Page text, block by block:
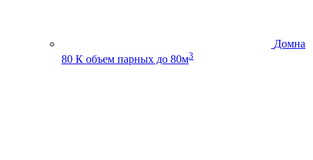
Домна
80 К объем парных до 80м3